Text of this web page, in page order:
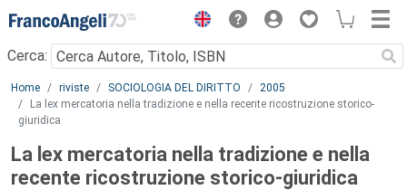
Menu
Cerca:
Main content
Home riviste SOCIOLOGIA DEL DIRITTO
2005
La lex mercatoria nella tradizione e nella recente ricostruzione storico-
giuridica
La lex mercatoria nella tradizione e nella
recente ricostruzione storico-giuridica